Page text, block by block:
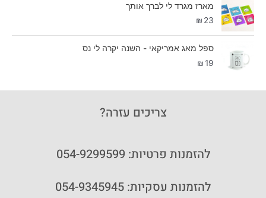
מארז מגרד לי לברך אותך
₪ 23
ספל מאג אמריקאי - השנה יקרה לי נס
₪19
צריכים עזרה?
להזמנות פרטיות: 054-9299599
להזמנות עסקיות: 054-9345945